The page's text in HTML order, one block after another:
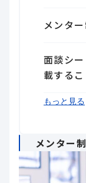
メンタ
面談シ
載するこ
面談シ
メンター
面談シ
もっと見る
メンター